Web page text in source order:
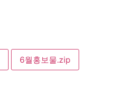
6월홍보물.zip